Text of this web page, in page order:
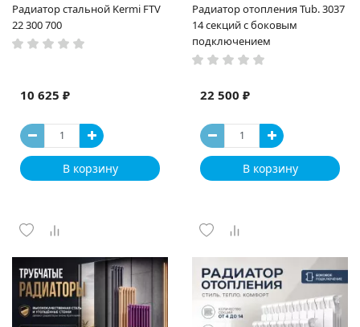
Радиатор стальной Kermi FTV
22 300 700
10 625 ₽
В корзину
Радиатор отопления Tub. 3037
14 секций с боковым
подключением
22 500 ₽
В корзину